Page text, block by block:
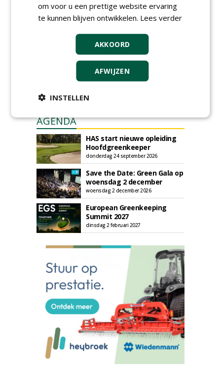
Iedereen kan gratis kleine advertenties
plaatsen via zijn eigen account.
AGENDA
HAS start nieuwe opleiding
Hoofdgreenkeeper
donderdag 24 september 2026
Save the Date: Green Gala op
woensdag 2 december
woensdag 2 december 2026
European Greenkeeping
Summit 2027
dinsdag 2 februari 2027
om voor u een prettige website ervaring
te kunnen blijven ontwikkelen. Lees verder
AKKOORD
AFWIJZEN
INSTELLEN